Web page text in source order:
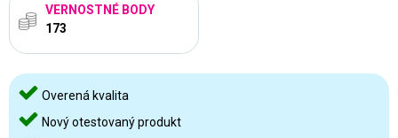
VERNOSTNÉ BODY
173
Overená kvalita
Nový otestovaný produkt